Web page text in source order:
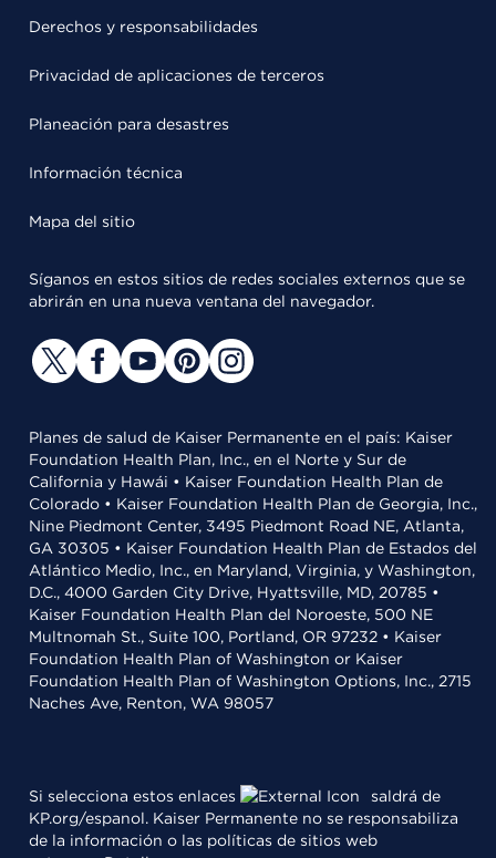
Derechos y responsabilidades
Privacidad de aplicaciones de terceros
Planeación para desastres
Información técnica
Mapa del sitio
Síganos en estos sitios de redes sociales externos que se
abrirán en una nueva ventana del navegador.
Planes de salud de Kaiser Permanente en el país: Kaiser
Foundation Health Plan, Inc., en el Norte y Sur de
California y Hawái • Kaiser Foundation Health Plan de
Colorado • Kaiser Foundation Health Plan de Georgia, Inc.,
Nine Piedmont Center, 3495 Piedmont Road NE, Atlanta,
GA 30305 • Kaiser Foundation Health Plan de Estados del
Atlántico Medio, Inc., en Maryland, Virginia, y Washington,
D.C., 4000 Garden City Drive, Hyattsville, MD, 20785 •
Kaiser Foundation Health Plan del Noroeste, 500 NE
Multnomah St., Suite 100, Portland, OR 97232 • Kaiser
Foundation Health Plan of Washington or Kaiser
Foundation Health Plan of Washington Options, Inc., 2715
Naches Ave, Renton, WA 98057
Si selecciona estos enlaces
saldrá de
KP.org/espanol. Kaiser Permanente no se responsabiliza
de la información o las políticas de sitios web